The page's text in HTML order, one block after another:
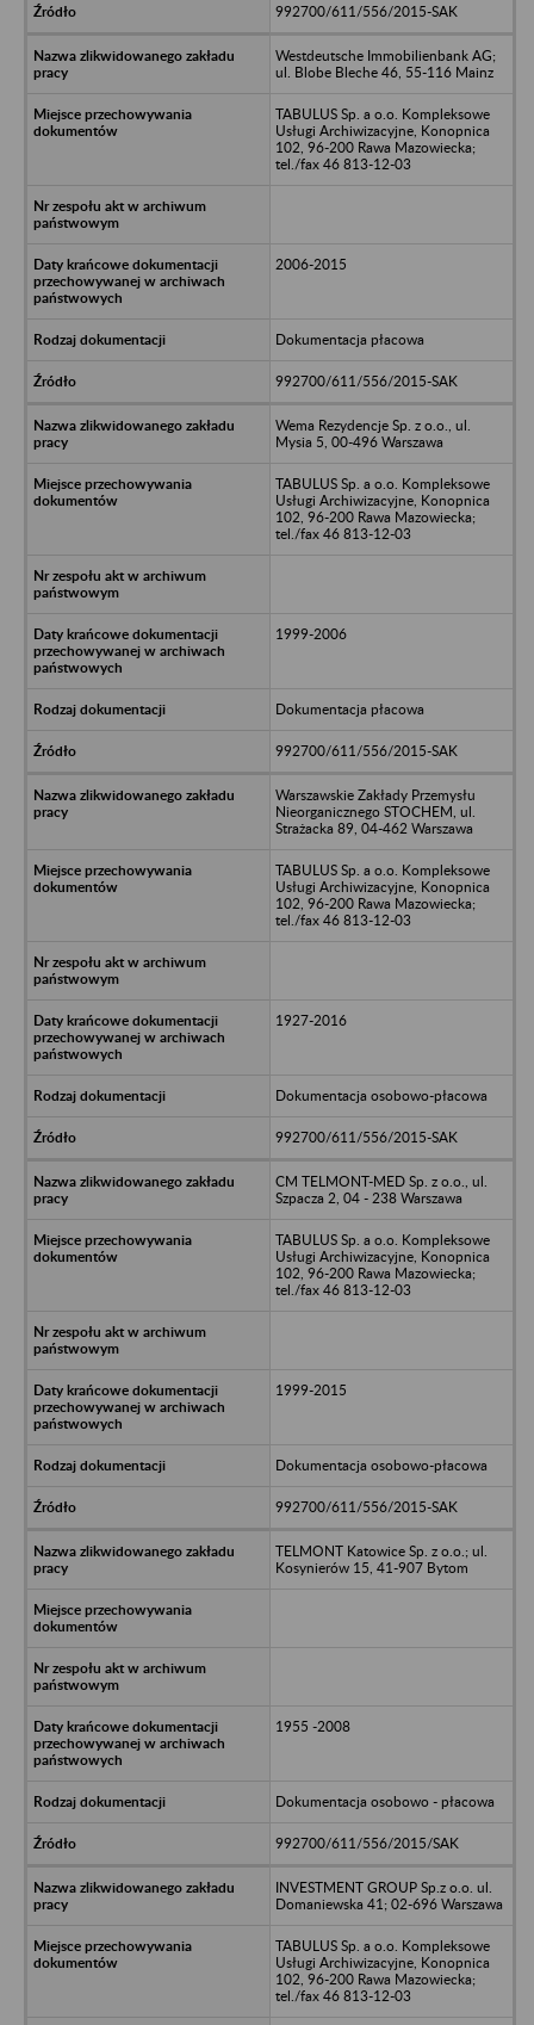
992700/611/556/2015-SAK
Westdeutsche Immobilienbank AG;
ul. Blobe Bleche 46, 55-116 Mainz
TABULUS Sp. a o.o. Kompleksowe
Usługi Archiwizacyjne, Konopnica
102, 96-200 Rawa Mazowiecka;
tel./fax 46 813-12-03
2006-2015
Dokumentacja płacowa
992700/611/556/2015-SAK
Wema Rezydencje Sp. z o.o., ul.
Mysia 5, 00-496 Warszawa
TABULUS Sp. a o.o. Kompleksowe
Usługi Archiwizacyjne, Konopnica
102, 96-200 Rawa Mazowiecka;
tel./fax 46 813-12-03
1999-2006
Dokumentacja płacowa
992700/611/556/2015-SAK
Warszawskie Zakłady Przemysłu
Nieorganicznego STOCHEM, ul.
Strażacka 89, 04-462 Warszawa
TABULUS Sp. a o.o. Kompleksowe
Usługi Archiwizacyjne, Konopnica
102, 96-200 Rawa Mazowiecka;
tel./fax 46 813-12-03
1927-2016
Dokumentacja osobowo-płacowa
992700/611/556/2015-SAK
CM TELMONT-MED Sp. z o.o., ul.
Szpacza 2, 04 - 238 Warszawa
TABULUS Sp. a o.o. Kompleksowe
Usługi Archiwizacyjne, Konopnica
102, 96-200 Rawa Mazowiecka;
tel./fax 46 813-12-03
1999-2015
Dokumentacja osobowo-płacowa
992700/611/556/2015-SAK
TELMONT Katowice Sp. z o.o.; ul.
Kosynierów 15, 41-907 Bytom
1955 -2008
Dokumentacja osobowo - płacowa
992700/611/556/2015/SAK
INVESTMENT GROUP Sp.z o.o. ul.
Domaniewska 41; 02-696 Warszawa
TABULUS Sp. a o.o. Kompleksowe
Usługi Archiwizacyjne, Konopnica
102, 96-200 Rawa Mazowiecka;
tel./fax 46 813-12-03